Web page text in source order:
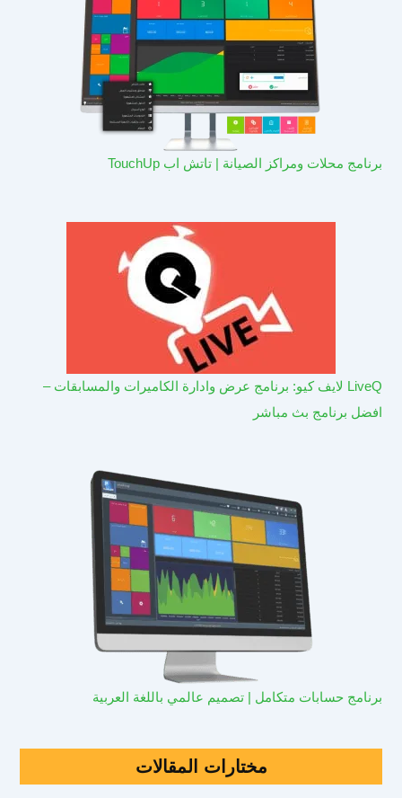
برنامج محلات ومراكز الصيانة | تاتش اب TouchUp
LiveQ لايف كيو: برنامج عرض وادارة الكاميرات والمسابقات –
افضل برنامج بث مباشر
برنامج حسابات متكامل | تصميم عالمي باللغة العربية
مختارات المقالات